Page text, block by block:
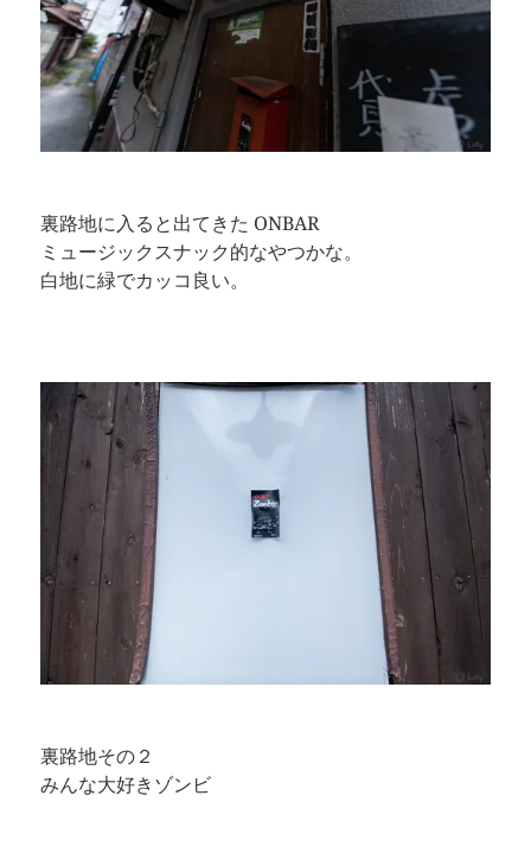
裏路地に入ると出てきた ONBAR
ミュージックスナック的なやつかな。
白地に緑でカッコ良い。
裏路地その２
みんな大好きゾンビ